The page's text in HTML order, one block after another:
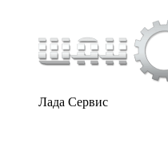
Лада Сервис